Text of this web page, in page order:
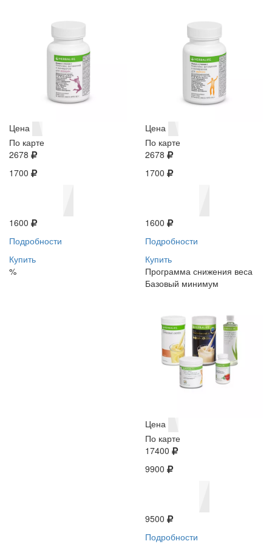
Цена
По карте
2678
1700
1600
Подробности
Купить
%
Цена
По карте
2678
1700
1600
Подробности
Купить
Программа снижения веса
Базовый минимум
Цена
По карте
17400
9900
9500
Подробности